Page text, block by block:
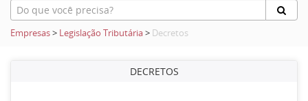
Empresas> Legislação Tributária> Decretos
DECRETOS